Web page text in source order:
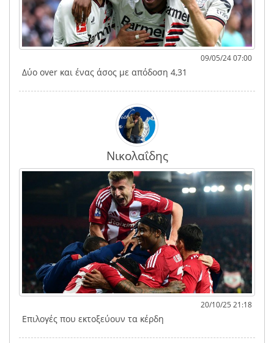
09/05/24 07:00
Δύο over και ένας άσος με απόδοση 4,31
Νικολαΐδης
20/10/25 21:18
Επιλογές που εκτοξεύουν τα κέρδη